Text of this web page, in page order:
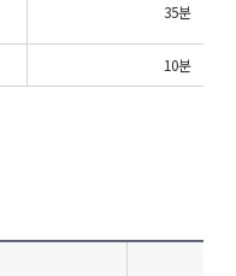
35분
10분